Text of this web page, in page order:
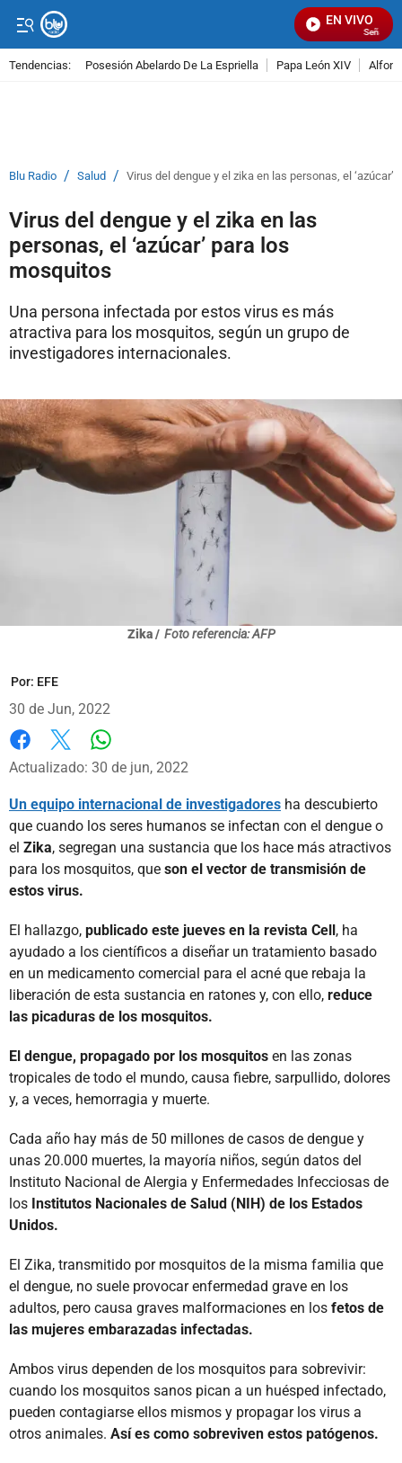
EN VIVO
Señal
Tendencias: Posesión Abelardo De La Espriella Papa León XIV
Blu Radio / Salud / Virus del dengue y el zika en las personas, el ‘azúcar’
Virus del dengue y el zika en las
personas, el ‘azúcar’ para los
mosquitos
Una persona infectada por estos virus es más
atractiva para los mosquitos, según un grupo de
investigadores internacionales.
Zika / Foto referencia: AFP
Por: EFE
30 de Jun, 2022
Facebook
X
Actualizado: 30 de jun, 2022
Un equipo internacional de investigadores ha descubierto
que cuando los seres humanos se infectan con el dengue o
el Zika, segregan una sustancia que los hace más atractivos
para los mosquitos, que son el vector de transmisión de
estos virus.
El hallazgo, publicado este jueves en la revista Cell, ha
ayudado a los científicos a diseñar un tratamiento basado
en un medicamento comercial para el acné que rebaja la
liberación de esta sustancia en ratones y, con ello, reduce
las picaduras de los mosquitos.
El dengue, propagado por los mosquitos en las zonas
tropicales de todo el mundo, causa fiebre, sarpullido, dolores
y, a veces, hemorragia y muerte.
Cada año hay más de 50 millones de casos de dengue y
unas 20.000 muertes, la mayoría niños, según datos del
Instituto Nacional de Alergia y Enfermedades Infecciosas de
los Institutos Nacionales de Salud (NIH) de los Estados
Unidos.
El Zika, transmitido por mosquitos de la misma familia que
el dengue, no suele provocar enfermedad grave en los
adultos, pero causa graves malformaciones en los fetos de
las mujeres embarazadas infectadas.
Ambos virus dependen de los mosquitos para sobrevivir:
cuando los mosquitos sanos pican a un huésped infectado,
pueden contagiarse ellos mismos y propagar los virus a
otros animales. Así es como sobreviven estos patógenos.